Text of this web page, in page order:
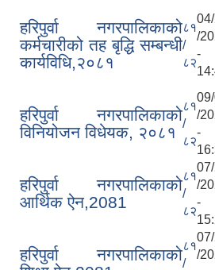
हरिपुर्वा नगरपालिकाको
कर्मचारीको तह बृद्धि सम्बन्धी
कार्यविधि,२०८१
८१
/
८२
/
-
हरिपुर्वा नगरपालिकाको
विनियोजन विधेयक, २०८१
८१
/
८२
/
-
हरिपुर्वा नगरपालिकाको
आर्थिक ऐन,2081
८१
/
८२
/
-
हरिपुर्वा नगरपालिकाको८१
/
/